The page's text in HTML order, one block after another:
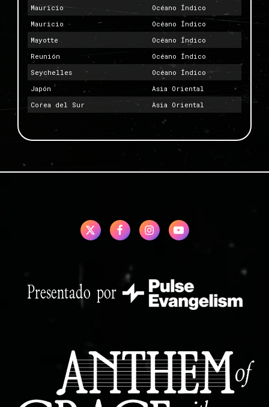
Mauricio
Océano Índico
Mauricio
Océano Índico
Mayotte
Océano Índico
Reunión
Océano Índico
Seychelles
Océano Índico
Japón
Asia Oriental
Corea del Sur
Asia Oriental
Presentado por